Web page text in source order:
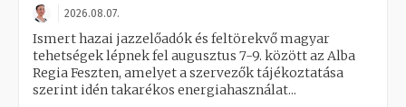
2026.08.07.
Ismert hazai jazzelőadók és feltörekvő magyar
tehetségek lépnek fel augusztus 7-9. között az Alba
Regia Feszten, amelyet a szervezők tájékoztatása
szerint idén takarékos energiahasználat...